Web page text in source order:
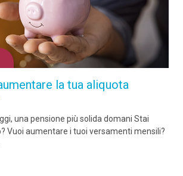
la tua aliquota
una pensione più solida domani Stai
Vuoi aumentare i tuoi versamenti mensili?